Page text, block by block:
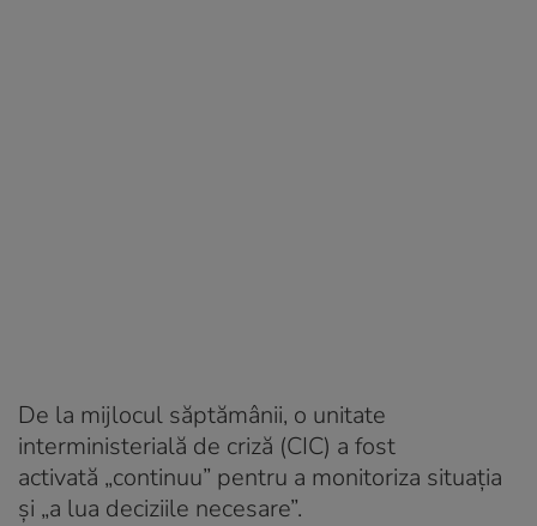
De la mijlocul săptămânii, o unitate
interministerială de criză (CIC) a fost
activată „continuu” pentru a monitoriza situația
și „a lua deciziile necesare”.